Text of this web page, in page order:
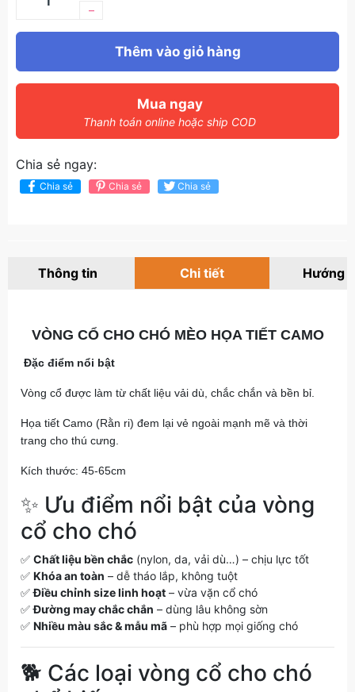
–
Thêm vào giỏ hàng
Mua ngay
Thanh toán online hoặc ship COD
Chia sẻ ngay:
Chia sẻ Chia sẻ Chia sẻ
Thông tin Chi tiết Hướng
VÒNG CỔ CHO CHÓ MÈO HỌA TIẾT CAMO
Đặc điểm nổi bật
Vòng cổ được làm từ chất liệu vải dù, chắc chắn và bền bỉ.
Họa tiết Camo (Rằn ri) đem lại vẻ ngoài mạnh mẽ và thời
trang cho thú cưng.
Kích thước: 45-65cm
✨ Ưu điểm nổi bật của vòng
cổ cho chó
✅ Chất liệu bền chắc (nylon, da, vải dù…) – chịu lực tốt
✅ Khóa an toàn – dễ tháo lắp, không tuột
✅Điều chỉnh size linh hoạt – vừa vặn cổ chó
✅Đường may chắc chắn – dùng lâu không sờn
✅ Nhiều màu sắc & mẫu mã – phù hợp mọi giống chó
🐕 Các loại vòng cổ cho chó